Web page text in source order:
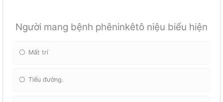
Người mang bệnh phêninkêtô niệu biểu hiện
Mất trí
Tiểu đường.